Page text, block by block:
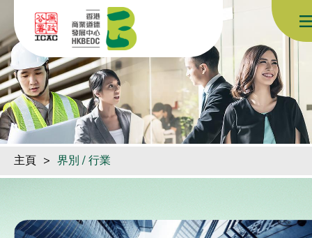
跳到內容（按回車鍵）
主頁 > 界別 / 行業